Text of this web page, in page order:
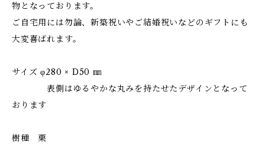
物となっております。
ご自宅用には勿論、新築祝いやご結婚祝いなどのギフトにも
大変喜ばれます。
サイズ φ280 × D50 ㎜
表側はゆるやかな丸みを持たせたデザインとなって
おります
樹種 栗